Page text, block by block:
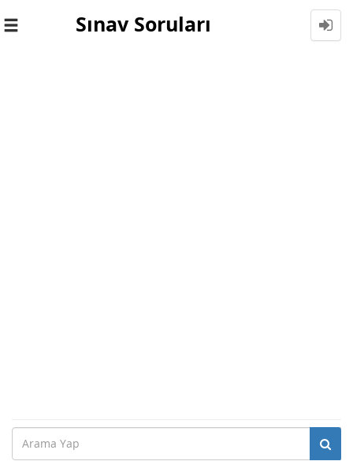
Toggle
Sınav Soruları